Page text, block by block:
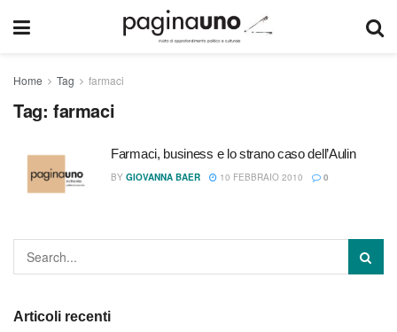
Home Tag farmaci
Tag: farmaci
Farmaci, business e lo strano caso dell’Aulin
BY GIOVANNA BAER 10 FEBBRAIO 2010 0
Articoli recenti